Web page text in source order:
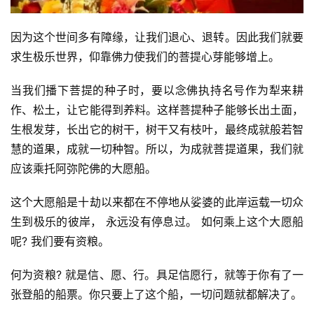
因为这个世间多有障缘，让我们退心、退转。因此我们就要
求生极乐世界，仰靠佛力使我们的菩提心芽能够增上。
当我们播下菩提的种子时，要以念佛执持名号作为犁来耕
作、松土，让它能得到养料。这样菩提种子能够长出土面，
生根发芽，长出它的树干，树干又有枝叶，最终成就般若智
慧的道果，成就一切种智。所以，为成就菩提道果，我们就
应该乘托阿弥陀佛的大愿船。
这个大愿船是十劫以来都在不停地从娑婆的此岸运载一切众
生到极乐的彼岸， 永远没有停息过。 如何乘上这个大愿船
呢? 我们要有资粮。
何为资粮? 就是信、愿、行。具足信愿行，就等于你有了一
张登船的船票。你只要上了这个船，一切问题就都解决了。